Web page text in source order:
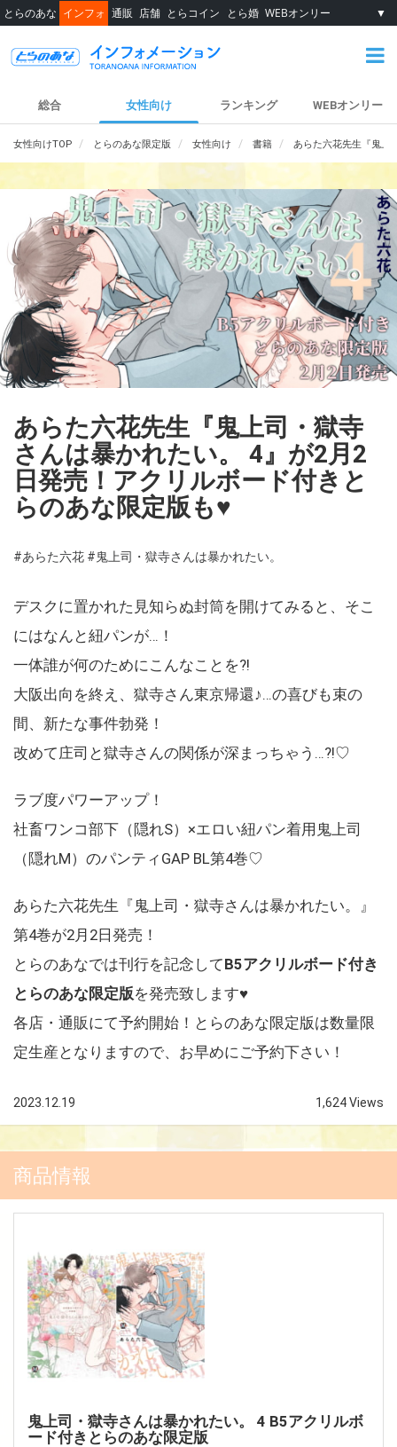
とらのあな インフォ 通販 店舗 とらコイン とら婚 WEBオンリー ▼
総合 女性向け ランキング WEBオンリー
女性向けTOP とらのあな限定版 女性向け 書籍 あらた六花先生『鬼上
あらた六花先生『鬼上司・獄寺
さんは暴かれたい。 4』が2月2
日発売！アクリルボード付きと
らのあな限定版も♥
#あらた六花 #鬼上司・獄寺さんは暴かれたい。
デスクに置かれた見知らぬ封筒を開けてみると、そこ
にはなんと紐パンが…！
一体誰が何のためにこんなことを?!
大阪出向を終え、獄寺さん東京帰還♪…の喜びも束の
間、新たな事件勃発！
改めて庄司と獄寺さんの関係が深まっちゃう…?!♡
ラブ度パワーアップ！
社畜ワンコ部下（隠れS）×エロい紐パン着用鬼上司
（隠れM）のパンティGAP BL第4巻♡
あらた六花先生『鬼上司・獄寺さんは暴かれたい。』
第4巻が2月2日発売！
とらのあなでは刊行を記念してB5アクリルボード付き
とらのあな限定版を発売致します♥
各店・通販にて予約開始！とらのあな限定版は数量限
定生産となりますので、お早めにご予約下さい！
2023.12.19 1,624 Views
商品情報
鬼上司・獄寺さんは暴かれたい。 4 B5アクリルボ
ード付きとらのあな限定版